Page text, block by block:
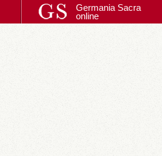
Germania Sacra
online